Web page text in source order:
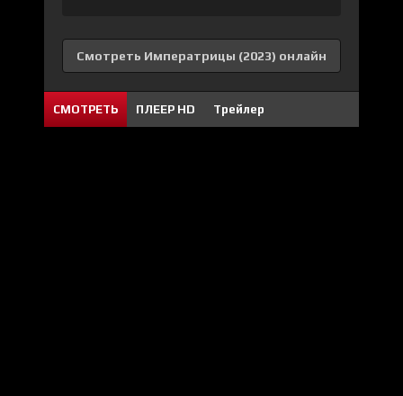
Смотреть Императрицы (2023) онлайн
СМОТРЕТЬ ПЛЕЕР HD Трейлер